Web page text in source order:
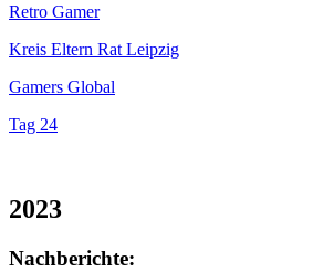
Retro Gamer
Kreis Eltern Rat Leipzig
Gamers Global
Tag 24
2023
Nachberichte: